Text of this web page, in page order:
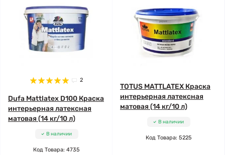
2
Dufa Mattlatex D100 Краска
интерьерная латексная
матовая (14 кг/10 л)
В наличии
Код Товара: 4735
TOTUS MATTLATEX Краска
интерьерная латексная
матовая (14 кг/10 л)
В наличии
Код Товара: 5225